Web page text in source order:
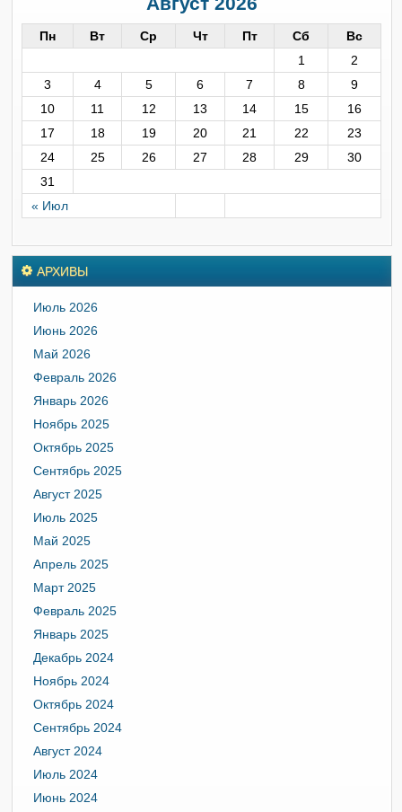
Пн Вт Ср Чт Пт Сб Вс
« Июл
1
2
3
4 5 6 7 8
9
10
11 12 13 14 15
16
17
18 19 20 21 22
23
24
25 26 27 28 29
30
31
АРХИВЫ
Июль 2026
Июнь 2026
Май 2026
Февраль 2026
Январь 2026
Ноябрь 2025
Октябрь 2025
Сентябрь 2025
Август 2025
Июль 2025
Май 2025
Апрель 2025
Март 2025
Февраль 2025
Январь 2025
Декабрь 2024
Ноябрь 2024
Октябрь 2024
Сентябрь 2024
Август 2024
Июль 2024
Июнь 2024